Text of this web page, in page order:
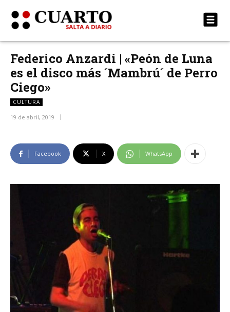
Federico Anzardi | «Peón de Luna
es el disco más ´Mambrú´ de Perro
Ciego»
CULTURA
19 de abril, 2019
Facebook X WhatsApp